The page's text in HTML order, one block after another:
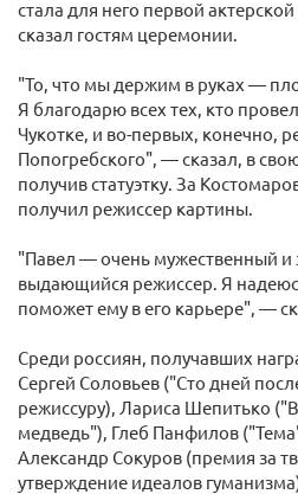
стала для него первой
сказал гостям церемонии.
"То, что мы держим в руках —
Я благодарю всех тех, кто
Чукотке, и во-первых, конечно,
Попогребского", — сказал, в
получив статуэтку. За
получил режиссер картины.
"Павел — очень мужественный и
выдающийся режиссер. Я
поможет ему в его карьере", —
Среди россиян, получавших
Сергей Соловьев ("Сто дней
режиссуру), Лариса Шепитько
медведь"), Глеб Панфилов
Александр Сокуров (премия за
утверждение идеалов